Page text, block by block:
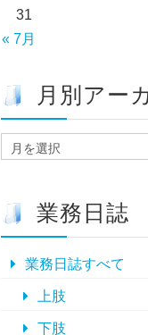
« 7月
31
月別アー
別
カ
業務日誌
業務日誌すべて
上肢
下肢